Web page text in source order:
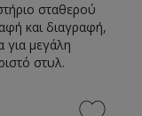
σταθερού
και διαγραφή,
για μεγάλη
στυλ.